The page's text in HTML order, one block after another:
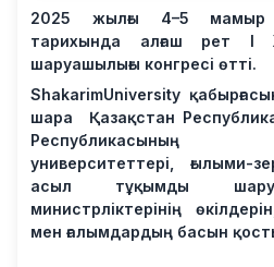
2025 жылғы 4–5 мамыр
тарихында алғаш рет I
шаруашылығы конгресі өтті.
ShakarimUniversity
шара Қазақстан
Республикасының
университеттері, ғылыми-
асыл тұқымды
министрліктерінің
мен ғалымдардың басын